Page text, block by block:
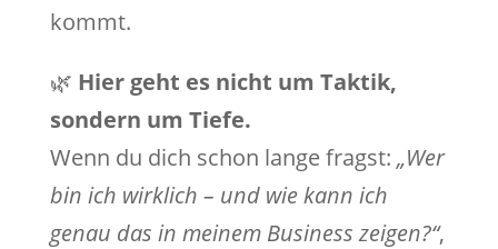
kommt.
🌿 Hier geht es nicht um Taktik,
sondern um Tiefe.
Wenn du dich schon lange fragst: „Wer
bin ich wirklich – und wie kann ich
genau das in meinem Business zeigen?“,